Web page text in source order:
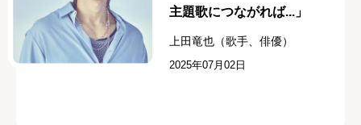
主題歌につながれば...」
上田竜也（歌手、俳優）
2025年07月02日